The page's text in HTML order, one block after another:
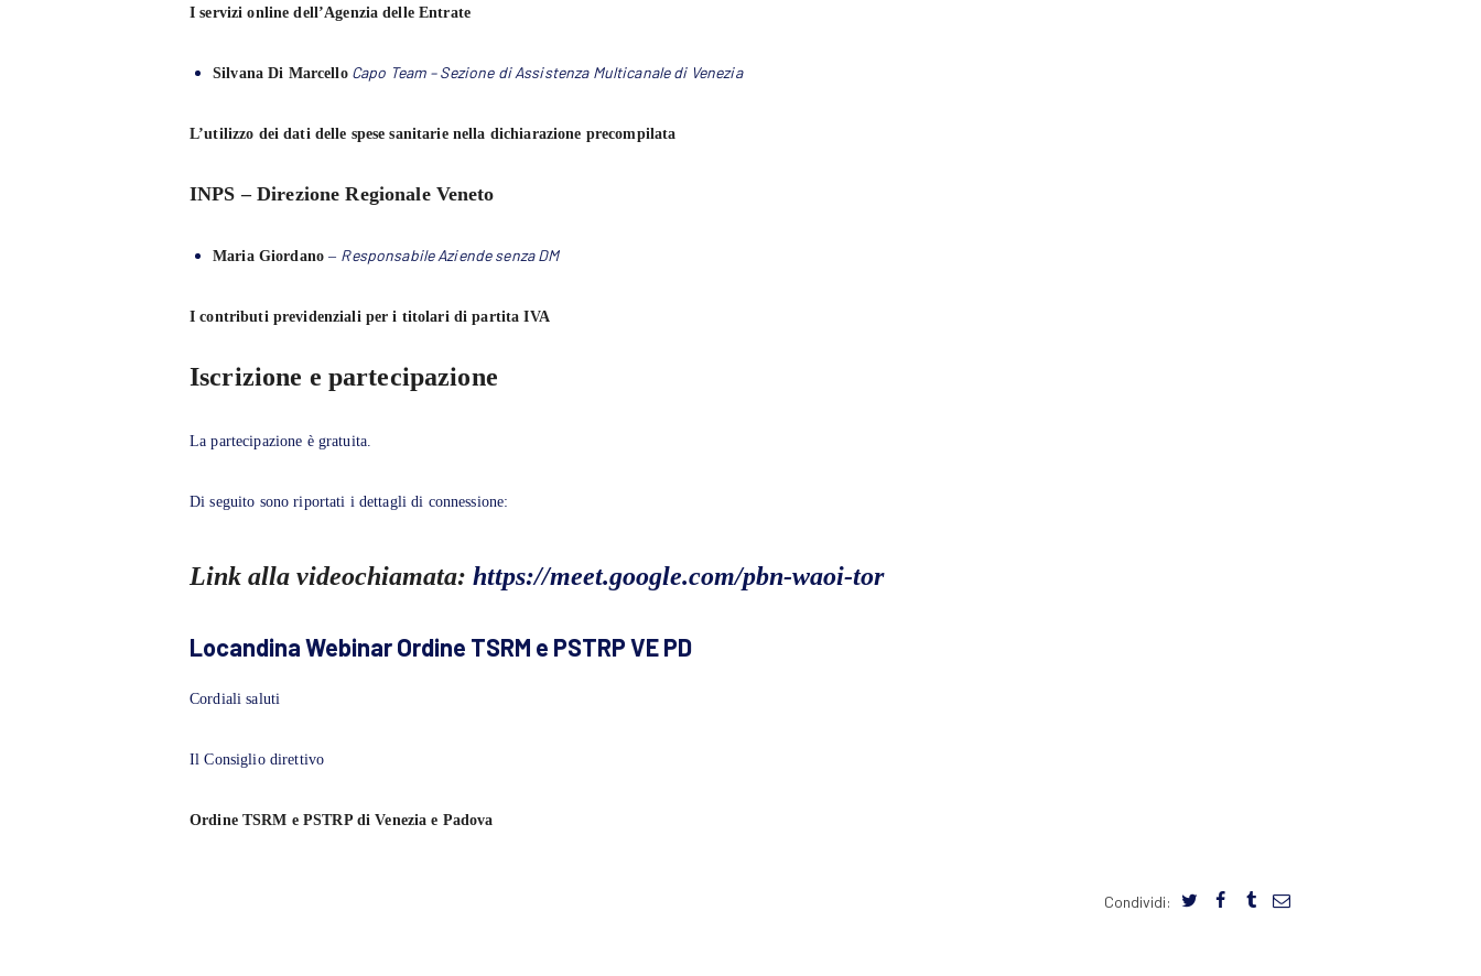
I servizi online dell’Agenzia delle Entrate
Silvana Di Marcello Capo Team – Sezione di Assistenza Multicanale di Venezia
L’utilizzo dei dati delle spese sanitarie nella dichiarazione precompilata
INPS – Direzione Regionale Veneto
Maria Giordano– Responsabile Aziende senza DM
I contributi previdenziali per i titolari di partita IVA
Iscrizione e partecipazione
La partecipazione è gratuita.
Di seguito sono riportati i dettagli di connessione:
Link alla videochiamata: https://meet.google.com/pbn-waoi-tor
Locandina Webinar Ordine TSRM e PSTRP VE PD
Cordiali saluti
Il Consiglio direttivo
Ordine TSRM e PSTRP di Venezia e Padova
Condividi: